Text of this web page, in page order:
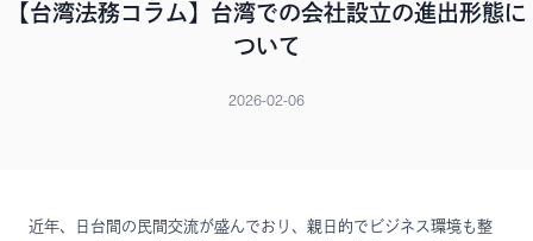
【台湾法務コラム】台湾での会社設立の進出形態に
ついて
2026-02-06
近年、日台間の民間交流が盛んでおり、親日的でビジネス環境も整